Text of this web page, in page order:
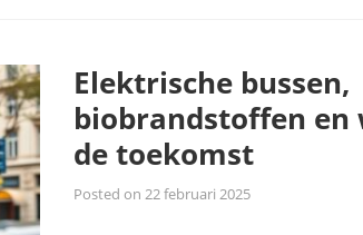
Elektrische bussen,
biobrandstoffen en
de toekomst
Posted on 22 februari 2025